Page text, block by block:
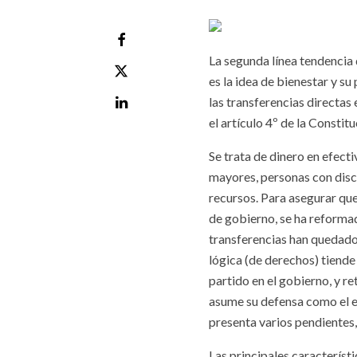
La segunda línea
es la idea de bienestar y
las transferencias directas
el artículo 4º de la
Se trata de dinero en
mayores, personas con
recursos. Para asegurar
de gobierno, se ha
transferencias han
lógica (de derechos)
partido en el gobierno, y
asume su defensa como
presenta varios